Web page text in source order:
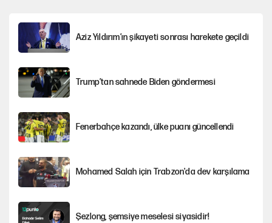
Aziz Yıldırım’ın şikayeti sonrası harekete geçildi
Trump’tan sahnede Biden göndermesi
Fenerbahçe kazandı, ülke puanı güncellendi
Mohamed Salah için Trabzon'da dev karşılama
Şezlong, şemsiye meselesi siyasidir!